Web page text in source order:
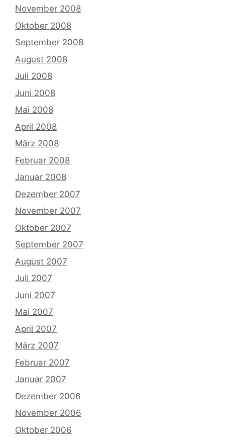
November 2008
Oktober 2008
September 2008
August 2008
Juli 2008
Juni 2008
Mai 2008
April 2008
März 2008
Februar 2008
Januar 2008
Dezember 2007
November 2007
Oktober 2007
September 2007
August 2007
Juli 2007
Juni 2007
Mai 2007
April 2007
März 2007
Februar 2007
Januar 2007
Dezember 2006
November 2006
Oktober 2006